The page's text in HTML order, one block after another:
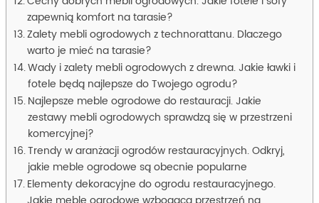
zapewnią komfort na tarasie?
Zalety mebli ogrodowych z technorattanu. Dlaczego
warto je mieć na tarasie?
Wady i zalety mebli ogrodowych z drewna. Jakie ławki i
fotele będą najlepsze do Twojego ogrodu?
Najlepsze meble ogrodowe do restauracji. Jakie
zestawy mebli ogrodowych sprawdzą się w przestrzeni
komercyjnej?
Trendy w aranżacji ogrodów restauracyjnych. Odkryj,
jakie meble ogrodowe są obecnie popularne
Elementy dekoracyjne do ogrodu restauracyjnego.